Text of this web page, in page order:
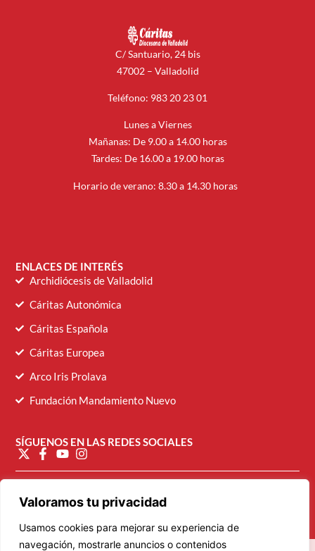
Valoramos tu privacidad
Usamos cookies para mejorar su experiencia de
navegación, mostrarle anuncios o contenidos
C/ Santuario, 24 bis
47002 – Valladolid
Teléfono: 983 20 23 01
Lunes a Viernes
Mañanas: De 9.00 a 14.00 horas
Tardes: De 16.00 a 19.00 horas
Horario de verano: 8.30 a 14.30 horas
ENLACES DE INTERÉS
Archidiócesis de Valladolid
Cáritas Autonómica
Cáritas Española
Cáritas Europea
Arco Iris Prolava
Fundación Mandamiento Nuevo
SÍGUENOS EN LAS REDES SOCIALES